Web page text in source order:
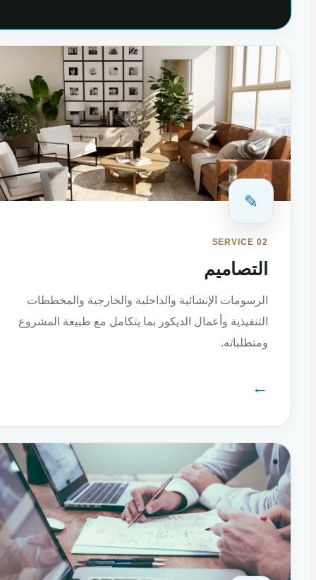
✎
SERVICE 02
التصاميم
الرسومات الإنشائية والداخلية والخارجية والمخططات
التنفيذية وأعمال الديكور بما يتكامل مع طبيعة المشروع
ومتطلباته.